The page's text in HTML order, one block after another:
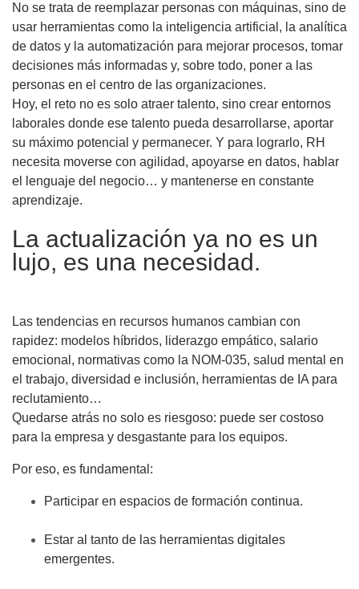
No se trata de reemplazar personas con máquinas, sino de
usar herramientas como la inteligencia artificial, la analítica
de datos y la automatización para mejorar procesos, tomar
decisiones más informadas y, sobre todo, poner a las
personas en el centro de las organizaciones.
Hoy, el reto no es solo atraer talento, sino crear entornos
laborales donde ese talento pueda desarrollarse, aportar
su máximo potencial y permanecer. Y para lograrlo, RH
necesita moverse con agilidad, apoyarse en datos, hablar
el lenguaje del negocio… y mantenerse en constante
aprendizaje.
La actualización ya no es un
lujo, es una necesidad.
Las tendencias en recursos humanos cambian con
rapidez: modelos híbridos, liderazgo empático, salario
emocional, normativas como la NOM-035, salud mental en
el trabajo, diversidad e inclusión, herramientas de IA para
reclutamiento…
Quedarse atrás no solo es riesgoso: puede ser costoso
para la empresa y desgastante para los equipos.
Por eso, es fundamental:
Participar en espacios de formación continua.
Estar al tanto de las herramientas digitales
emergentes.